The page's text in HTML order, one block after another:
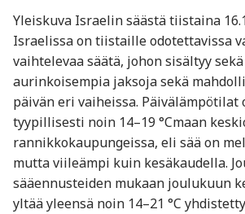
Yleiskuva Israelin säästä tiistaina
Israelissa on tiistaille odotettavissa
vaihtelevaa säätä, johon sisältyy
aurinkoisempia jaksoja sekä
päivän eri vaiheissa.
tyypillisesti noin 14–19 °Cmaan
rannikkokaupungeissa, eli sää on
mutta viileämpi kuin kesäkaudella.
sääennusteiden mukaan joulukuun
yltää yleensä noin 14–21 °C